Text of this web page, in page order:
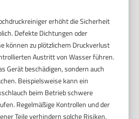
erhöht die Sicherheit
Defekte Dichtungen oder
können zu plötzlichem Druckverlust
Austritt von Wasser führen.
Gerät beschädigen, sondern auch
Beispielsweise kann ein
beim Betrieb schwere
Regelmäßige Kontrollen und der
Teile verhindern solche Risiken.